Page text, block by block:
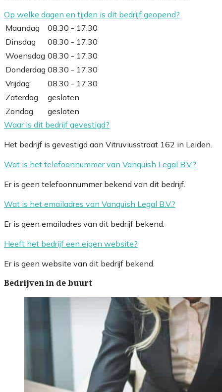
Op welke dagen en tijden is dit bedrijf geopend?
Maandag
08.30 - 17.30
Dinsdag
08.30 - 17.30
Woensdag 08.30 - 17.30
Donderdag 08.30 - 17.30
Vrijdag
08.30 - 17.30
Zaterdag
gesloten
Zondag
gesloten
Waar is dit bedrijf gevestigd?
Het bedrijf is gevestigd aan Vitruviusstraat 162 in Leiden.
Wat is het telefoonnummer van Vanquish Legal B.V.?
Er is geen telefoonnummer bekend van dit bedrijf.
Wat is het emailadres van Vanquish Legal B.V.?
Er is geen emailadres van dit bedrijf bekend.
Heeft het bedrijf een eigen website?
Er is geen website van dit bedrijf bekend.
Bedrijven in de buurt